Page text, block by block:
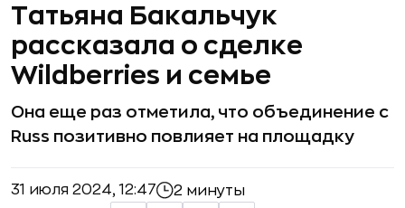
Татьяна Бакальчук
рассказала о сделке
Wildberries и семье
Она еще раз отметила, что объединение с
Russ позитивно повлияет на площадку
31 июля 2024, 12:47 2 минуты